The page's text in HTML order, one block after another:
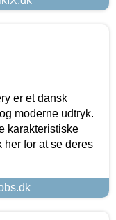
er et dansk
moderne udtryk.
karakteristiske
her for at se deres